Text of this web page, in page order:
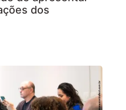
dos